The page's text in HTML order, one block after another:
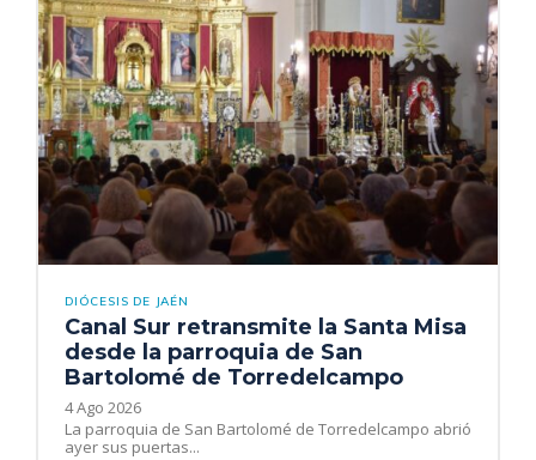
DIÓCESIS DE JAÉN
Canal Sur retransmite la Santa Misa
desde la parroquia de San
Bartolomé de Torredelcampo
4 Ago 2026
La parroquia de San Bartolomé de Torredelcampo abrió
ayer sus puertas...